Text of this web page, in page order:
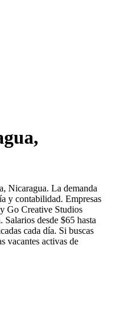
Nicaragua. La demanda
y contabilidad. Empresas
Go Creative Studios
desde $65 hasta
cada día. Si buscas
vacantes activas de